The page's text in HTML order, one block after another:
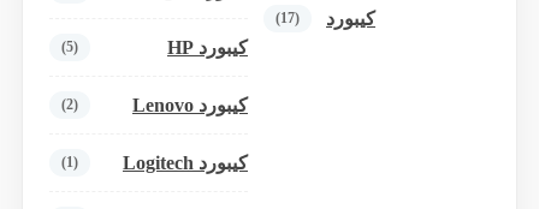
کیبورد (17)
کیبورد HP (5)
کیبورد Lenovo (2)
کیبورد Logitech (1)